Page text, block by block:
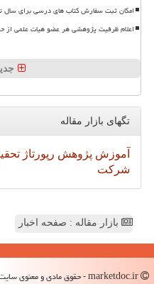
امکان ثبت سفارش کتاب های درسی برای سال تحصیلی
اعلام ظرفیت پژوهشی هر عضو هیات علمی از
تگهای بازار مقاله
آموزش پژوهش رپورتاژ
شركت
بازار مقاله : صفحه اخبار